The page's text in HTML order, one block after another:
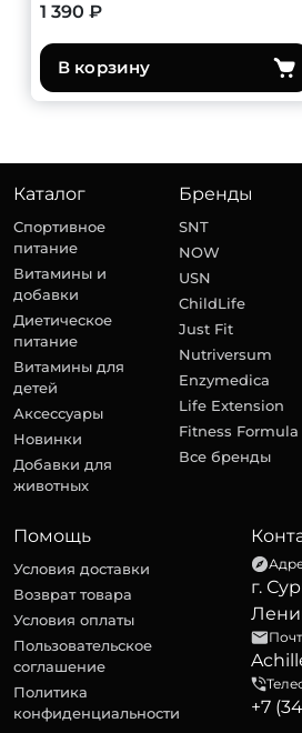
1 390 ₽
В корзину
Каталог
Спортивное
питание
Витамины и
добавки
Диетическое
питание
Витамины для
детей
Аксессуары
Новинки
Добавки для
животных
Бренды
SNT
NOW
USN
ChildLife
Just Fit
Nutriversum
Enzymedica
Life Extension
Fitness Formula
Все бренды
Помощь
Условия доставки
Возврат товара
Условия оплаты
Пользовательское
соглашение
Политика
конфиденциальности
г.
+7